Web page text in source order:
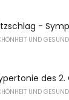
-
UND
des 2.
UND